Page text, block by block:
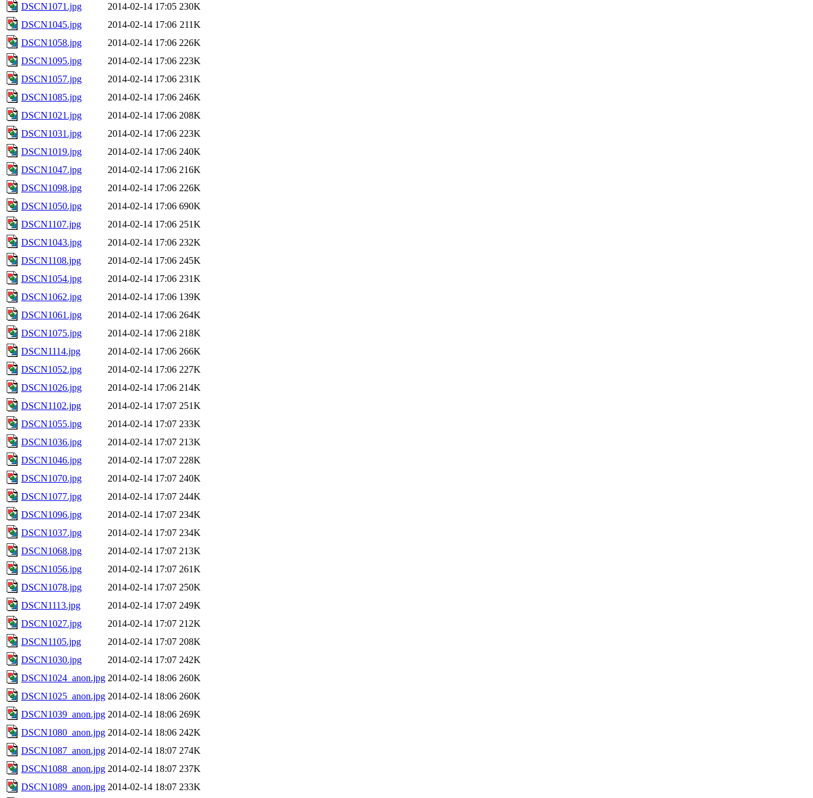
DSCN1071.jpg
2014-02-14 17:05 230K
DSCN1045.jpg
2014-02-14 17:06 211K
DSCN1058.jpg
2014-02-14 17:06 226K
DSCN1095.jpg
2014-02-14 17:06 223K
DSCN1057.jpg
2014-02-14 17:06 231K
DSCN1085.jpg
2014-02-14 17:06 246K
DSCN1021.jpg
2014-02-14 17:06 208K
DSCN1031.jpg
2014-02-14 17:06 223K
DSCN1019.jpg
2014-02-14 17:06 240K
DSCN1047.jpg
2014-02-14 17:06 216K
DSCN1098.jpg
2014-02-14 17:06 226K
DSCN1050.jpg
2014-02-14 17:06 690K
DSCN1107.jpg
2014-02-14 17:06 251K
DSCN1043.jpg
2014-02-14 17:06 232K
DSCN1108.jpg
2014-02-14 17:06 245K
DSCN1054.jpg
2014-02-14 17:06 231K
DSCN1062.jpg
2014-02-14 17:06 139K
DSCN1061.jpg
2014-02-14 17:06 264K
DSCN1075.jpg
2014-02-14 17:06 218K
DSCN1114.jpg
2014-02-14 17:06 266K
DSCN1052.jpg
2014-02-14 17:06 227K
DSCN1026.jpg
2014-02-14 17:06 214K
DSCN1102.jpg
2014-02-14 17:07 251K
DSCN1055.jpg
2014-02-14 17:07 233K
DSCN1036.jpg
2014-02-14 17:07 213K
DSCN1046.jpg
2014-02-14 17:07 228K
DSCN1070.jpg
2014-02-14 17:07 240K
DSCN1077.jpg
2014-02-14 17:07 244K
DSCN1096.jpg
2014-02-14 17:07 234K
DSCN1037.jpg
2014-02-14 17:07 234K
DSCN1068.jpg
2014-02-14 17:07 213K
DSCN1056.jpg
2014-02-14 17:07 261K
DSCN1078.jpg
2014-02-14 17:07 250K
DSCN1113.jpg
2014-02-14 17:07 249K
DSCN1027.jpg
2014-02-14 17:07 212K
DSCN1105.jpg
2014-02-14 17:07 208K
DSCN1030.jpg
2014-02-14 17:07 242K
DSCN1024_anon.jpg 2014-02-14 18:06 260K
DSCN1025_anon.jpg 2014-02-14 18:06 260K
DSCN1039_anon.jpg 2014-02-14 18:06 269K
DSCN1080_anon.jpg 2014-02-14 18:06 242K
DSCN1087_anon.jpg 2014-02-14 18:07 274K
DSCN1088_anon.jpg 2014-02-14 18:07 237K
DSCN1089_anon.jpg 2014-02-14 18:07 233K